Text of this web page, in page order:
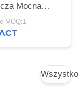
Mocna
ze stali
MOQ:1
Wszystko